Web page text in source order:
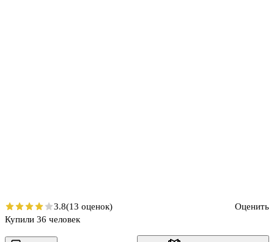
3.8(13 оценок)
Оценить
Купили 36 человек